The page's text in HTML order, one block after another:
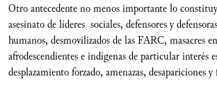
Otro antecedente no menos importante lo
asesinato de líderes sociales, defensores y
humanos, desmovilizados de las FARC, masacres
afrodescendientes e indígenas de particular interés
desplazamiento forzado, amenazas, desapariciones